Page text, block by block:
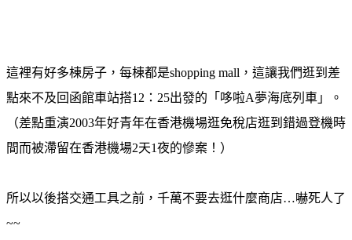
這裡有好多棟房子，每棟都是shopping mall，這讓我們逛到差
點來不及回函館車站搭12：25出發的「哆啦A夢海底列車」。
（差點重演2003年好青年在香港機場逛免稅店逛到錯過登機時
間而被滯留在香港機場2天1夜的慘案！）
所以以後搭交通工具之前，千萬不要去逛什麼商店…嚇死人了
~~